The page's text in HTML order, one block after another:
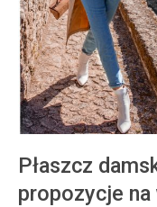
Płaszcz
propozycje na